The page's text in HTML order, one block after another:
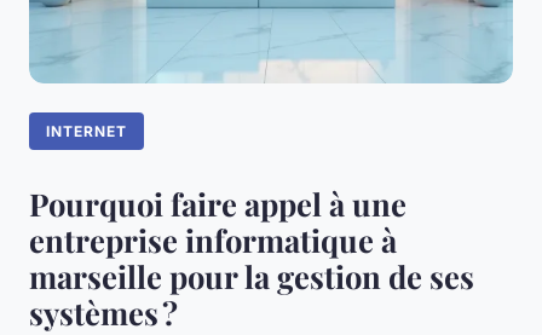
INTERNET
Pourquoi faire appel à une
entreprise informatique à
marseille pour la gestion de ses
systèmes ?